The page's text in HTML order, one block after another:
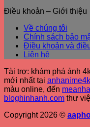
Điều khoản – Giới thiệu
Về chúng tôi
Chính sách bảo
Điều khoản và
Liên hệ
Tài trợ: khám phá ảnh
mới nhất tại
màu online, đến
bloghinhanh.com thư
Copyright 2026 ©